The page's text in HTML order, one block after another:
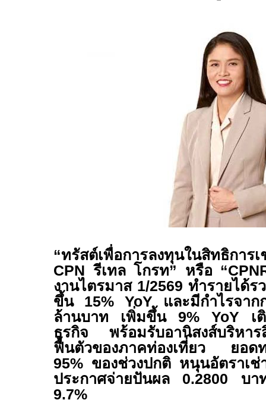
“ทรัสต์เพื่อการลงทุนในสิทธิการ
CPN รีเทล โกรท” หรือ “
งานไตรมาส 1/2569 ทำรายได้ร
ขึ้น 15% YoY และมีกำไรจา
ล้านบาท เพิ่มขึ้น 9% YoY เ
ธุรกิจ พร้อมรับอานิสงส์บริหาร
ฟื้นตัวของภาคท่องเที่ยว ยอดท
95% ของช่วงปกติ หนุนอัตราเ
ประกาศจ่ายปันผล 0.2800 บ
9.7%